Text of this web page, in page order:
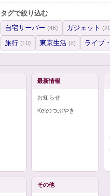
タグで絞り込む
自宅サーバー (46) ガジェット
旅行 (10) 東京生活 (8) ライブ
最新情報
お知らせ
Keiのつぶやき
その他